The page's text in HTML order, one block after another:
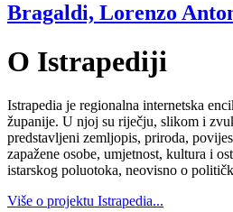
Bragaldi, Lorenzo
O Istrapediji
Istrapedia je regionalna internetska
županije. U njoj su riječju, slikom i
predstavljeni zemljopis, priroda,
zapažene osobe, umjetnost, kultura i
istarskog poluotoka, neovisno o
Više o projektu Istrapedia...